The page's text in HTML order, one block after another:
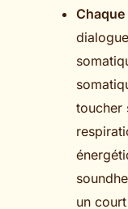
toucher
un